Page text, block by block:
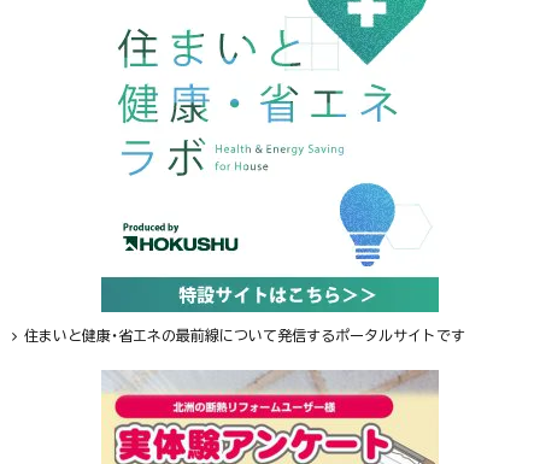
住まいと健康・省エネの最前線について発信するポータルサイトです